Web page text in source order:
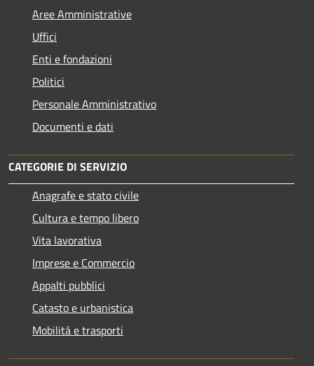
Aree Amministrative
Uffici
Enti e fondazioni
Politici
Personale Amministrativo
Documenti e dati
CATEGORIE DI SERVIZIO
Anagrafe e stato civile
Cultura e tempo libero
Vita lavorativa
Imprese e Commercio
Appalti pubblici
Catasto e urbanistica
Mobilità e trasporti